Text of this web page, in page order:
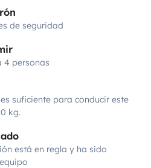
de seguridad
4 personas
suficiente para conducir este
kg.
está en regla y ha sido